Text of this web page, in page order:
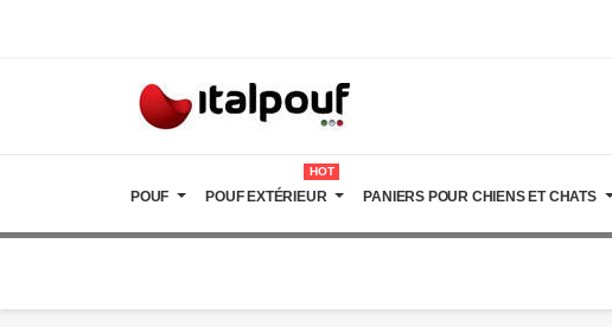
POUF POUF EXTÉRIEUR
HOT
PANIERS POUR CHIENS ET CHATS